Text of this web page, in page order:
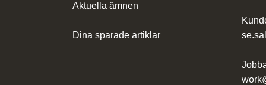
Aktuella ämnen
Dina sparade artiklar